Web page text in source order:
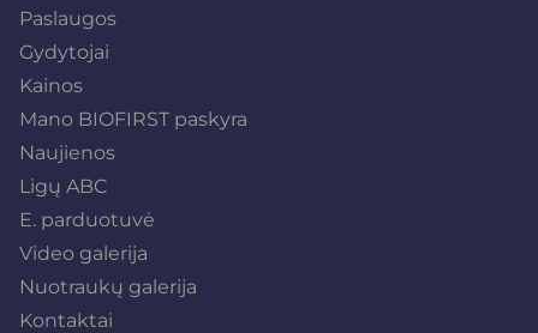
Paslaugos
Gydytojai
Kainos
Mano BIOFIRST paskyra
Naujienos
Ligų ABC
E. parduotuvė
Video galerija
Nuotraukų galerija
Kontaktai